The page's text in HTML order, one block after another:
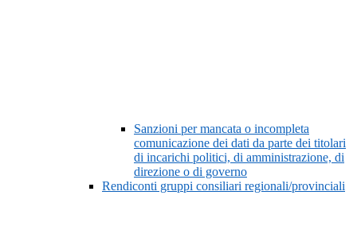
Sanzioni per mancata o incompleta
comunicazione dei dati da parte dei titolari
di incarichi politici, di amministrazione, di
direzione o di governo
Rendiconti gruppi consiliari regionali/provinciali